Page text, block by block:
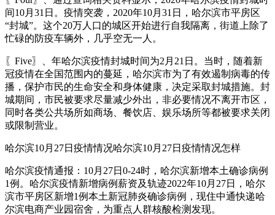
间10月31日。疫情突袭，2020年10月31日，哈尔滨市平房区
“封城”。这个20万人口的城区开始进行自我隔离，街道上除了
忙碌的防疫车辆外，几乎空无一人。
〖Five〗、年哈尔滨疫情封城时间为2月21日。当时，随着新
冠疫情在全国范围内的蔓延，哈尔滨市为了有效遏制病毒的传
播，保护市民的生命安全和身体健康，决定采取封城措施。封
城期间，市民被要求尽量减少外出，非必要情况不离开市区，
同时各类公共场所如商场、餐饮店、娱乐场所等都被要求关闭
或限制营业。
哈尔滨10月27日疫情情况哈尔滨10月27日疫情情况怎样
哈尔滨疫情通报：10月27日0-24时，哈尔滨新增本土确诊病例
1例。哈尔滨疫情新增病例薪资及轨迹2022年10月27日，哈尔
滨市平房区新增1例本土新冠肺炎确诊病例，现住中通快递哈
尔滨电商产业园宿舍，为重点人群核酸检测发现。